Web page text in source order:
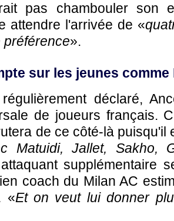
pas chambouler son
attendre l'arrivée de «
préférence».
sur les jeunes comme
déclaré,
de joueurs français.
de ce côté-là puisqu'il
Matuidi, Jallet, Sakho,
supplémentaire
coach du Milan AC
«Et on veut lui donner